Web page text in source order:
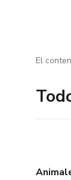
El